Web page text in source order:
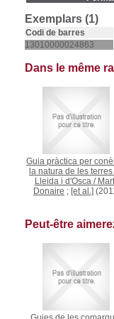
Exemplars (1)
Codi de barres
13010000024863
Dans le même
Guia pràctica per
la natura de les
Lleida i d'Osca/
Donaire ; [et al.]
Peut-être